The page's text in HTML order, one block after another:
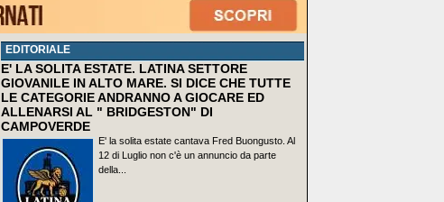
EDITORIALE
E' LA SOLITA ESTATE. LATINA SETTORE
GIOVANILE IN ALTO MARE. SI DICE CHE TUTTE
LE CATEGORIE ANDRANNO A GIOCARE ED
ALLENARSI AL " BRIDGESTON" DI
CAMPOVERDE
E' la solita estate cantava Fred Buongusto. Al
12 di Luglio non c'è un annuncio da parte
della...